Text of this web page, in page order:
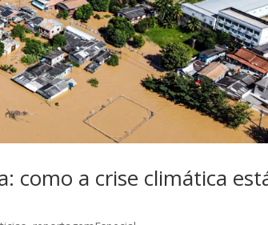
como a crise climática